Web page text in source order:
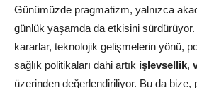
Günümüzde pragmatizm, yalnızca
günlük yaşamda da etkisini sürdürüyor.
kararlar, teknolojik gelişmelerin yönü,
sağlık politikaları dahi artık işlevsellik,
üzerinden değerlendiriliyor. Bu da bize,